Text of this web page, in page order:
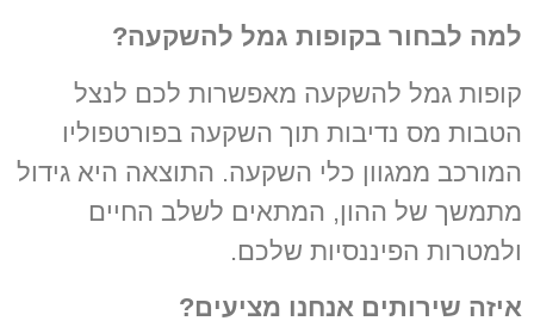
למה לבחור בקופות גמל להשקעה?
קופות גמל להשקעה מאפשרות לכם לנצל
הטבות מס נדיבות תוך השקעה בפורטפוליו
המורכב ממגוון כלי השקעה. התוצאה היא גידול
מתמשך של ההון, המתאים לשלב החיים
ולמטרות הפיננסיות שלכם.
איזה שירותים אנחנו מציעים?